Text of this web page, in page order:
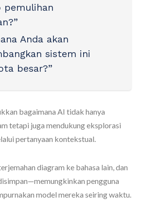
pemulihan
Anda akan
sistem ini
besar?”
bagaimana AI tidak hanya
tetapi juga mendukung eksplorasi
pertanyaan kontekstual.
diagram ke bahasa lain, dan
pengguna
model mereka seiring waktu.